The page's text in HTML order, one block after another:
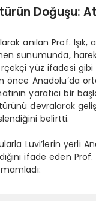
Doğuşu:
anılan Prof. Işık,
sunumunda,
yüz ifadesi
önce Anadolu’da
yaratıcı bir
devralarak
belirtti.
Luvi’lerin yerli
ifade eden Prof.